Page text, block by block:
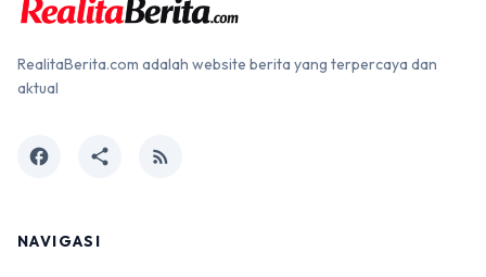
RealitaBerita.com adalah website berita yang terpercaya dan
aktual
facebook share rss_feed
NAVIGASI